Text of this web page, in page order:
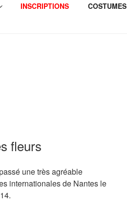
INSCRIPTIONS COSTUMES
fleurs
une très agréable
internationales de Nantes le